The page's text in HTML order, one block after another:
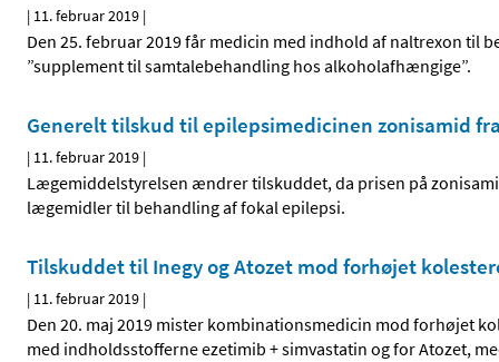
| 11. februar 2019 |
Den 25. februar 2019 får medicin med indhold af naltrexon
”supplement til samtalebehandling hos alkoholafhængige”.
Generelt tilskud til epilepsimedicinen zonisamid
| 11. februar 2019 |
Lægemiddelstyrelsen ændrer tilskuddet, da prisen på
lægemidler til behandling af fokal epilepsi.
Tilskuddet til Inegy og Atozet mod forhøjet
| 11. februar 2019 |
Den 20. maj 2019 mister kombinationsmedicin mod forhøjet
med indholdsstofferne ezetimib + simvastatin og for Atozet,